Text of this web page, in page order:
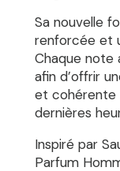
Sa nouvelle
renforcée et
Chaque note
afin d’offrir
et cohérente
dernières
Inspiré par
Parfum